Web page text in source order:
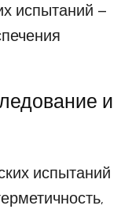
испытаний –
и
испытаний